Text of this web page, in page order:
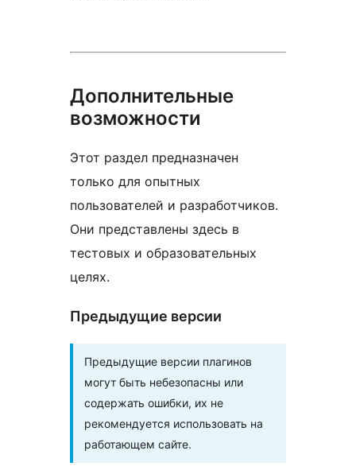
Дополнительные
возможности
Этот раздел предназначен
только для опытных
пользователей и разработчиков.
Они представлены здесь в
тестовых и образовательных
целях.
Предыдущие версии
Предыдущие версии плагинов
могут быть небезопасны или
содержать ошибки, их не
рекомендуется использовать на
работающем сайте.